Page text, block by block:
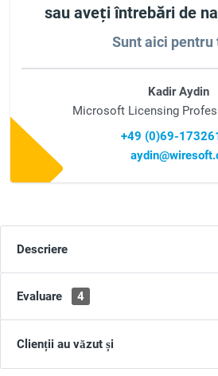
sau aveți întrebări de
Sunt aici pentru
Kadir Aydin
Microsoft Licensing
+49 (0)69-
Descriere
Evaluare 4
Clienții au văzut și